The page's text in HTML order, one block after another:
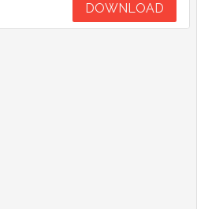
DOWNLOAD